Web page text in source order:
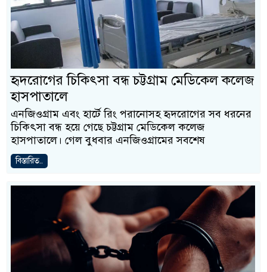
হৃদরোগের চিকিৎসা বন্ধ চট্টগ্রাম মেডিকেল কলেজ
হাসপাতালে
এনজিওগ্রাম এবং হার্টে রিং পরানোসহ হৃদরোগের সব ধরনের
চিকিৎসা বন্ধ হয়ে গেছে চট্টগ্রাম মেডিকেল কলেজ
হাসপাতালে। গেল বুধবার এনজিওগ্রামের সবশেষ
বিস্তারিত..